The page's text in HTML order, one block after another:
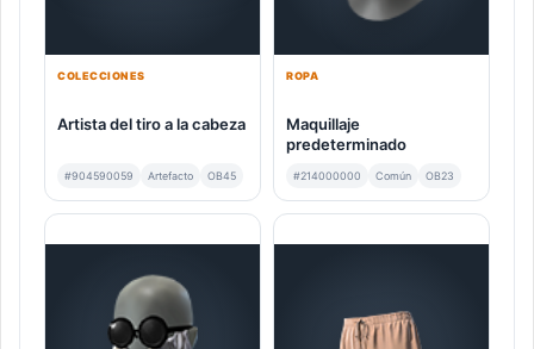
COLECCIONES
Artista del tiro a la cabeza
#904590059 Artefacto OB45
ROPA
Maquillaje
predeterminado
#214000000 Común OB23